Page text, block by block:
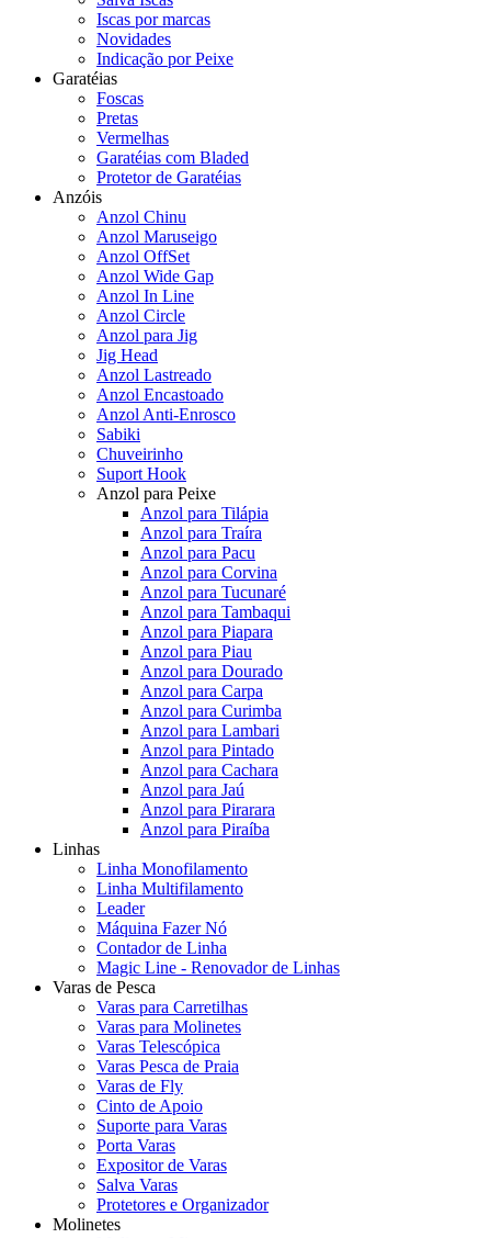
Iscas por marcas
Novidades
Indicação por Peixe
Garatéias
Foscas
Pretas
Vermelhas
Garatéias com Bladed
Protetor de Garatéias
Anzóis
Anzol Chinu
Anzol Maruseigo
Anzol OffSet
Anzol Wide Gap
Anzol In Line
Anzol Circle
Anzol para Jig
Jig Head
Anzol Lastreado
Anzol Encastoado
Anzol Anti-Enrosco
Sabiki
Chuveirinho
Suport Hook
Anzol para Peixe
Anzol para Tilápia
Anzol para Traíra
Anzol para Pacu
Anzol para Corvina
Anzol para Tucunaré
Anzol para Tambaqui
Anzol para Piapara
Anzol para Piau
Anzol para Dourado
Anzol para Carpa
Anzol para Curimba
Anzol para Lambari
Anzol para Pintado
Anzol para Cachara
Anzol para Jaú
Anzol para Pirarara
Anzol para Piraíba
Linhas
Linha Monofilamento
Linha Multifilamento
Leader
Máquina Fazer Nó
Contador de Linha
Magic Line - Renovador de Linhas
Varas de Pesca
Varas para Carretilhas
Varas para Molinetes
Varas Telescópica
Varas Pesca de Praia
Varas de Fly
Cinto de Apoio
Suporte para Varas
Porta Varas
Expositor de Varas
Salva Varas
Protetores e Organizador
Molinetes